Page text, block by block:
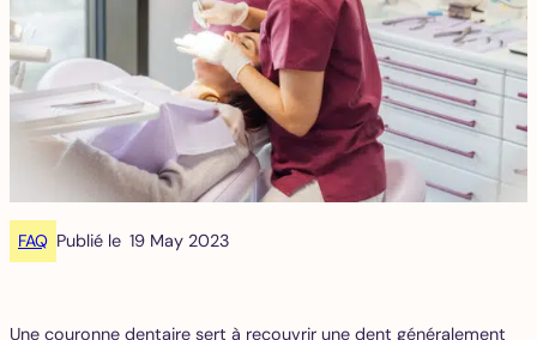
FAQ Publié le 19 May 2023
Une couronne dentaire sert à recouvrir une dent généralement